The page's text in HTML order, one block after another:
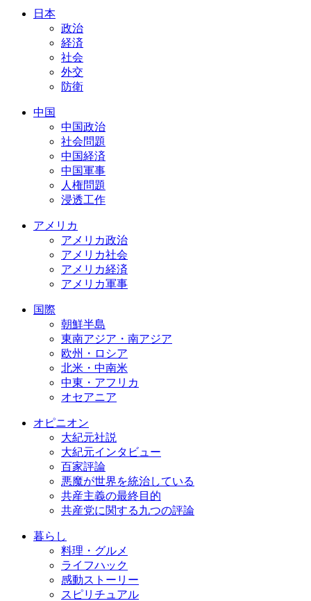
日本
政治
経済
社会
外交
防衛
中国
中国政治
社会問題
中国経済
中国軍事
人権問題
浸透工作
アメリカ
アメリカ政治
アメリカ社会
アメリカ経済
アメリカ軍事
国際
朝鮮半島
東南アジア・南アジア
欧州・ロシア
北米・中南米
中東・アフリカ
オセアニア
オピニオン
大紀元社説
大紀元インタビュー
百家評論
悪魔が世界を統治している
共産主義の最終目的
共産党に関する九つの評論
暮らし
料理・グルメ
ライフハック
感動ストーリー
スピリチュアル